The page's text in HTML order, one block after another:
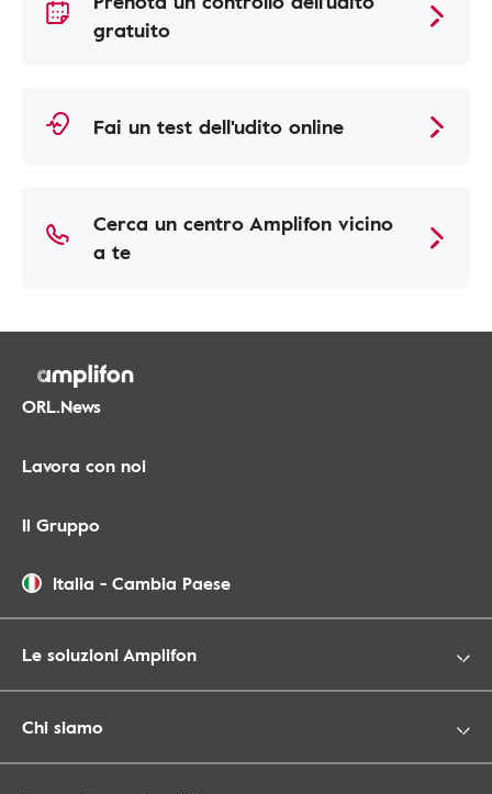
gratuito
Fai un test dell'udito online
Cerca un centro Amplifon vicino
a te
ORL.News
Lavora con noi
Il Gruppo
Italia - Cambia Paese
Le soluzioni Amplifon
Chi siamo